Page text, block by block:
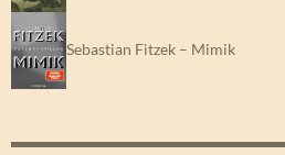
Sebastian Fitzek – Mimik